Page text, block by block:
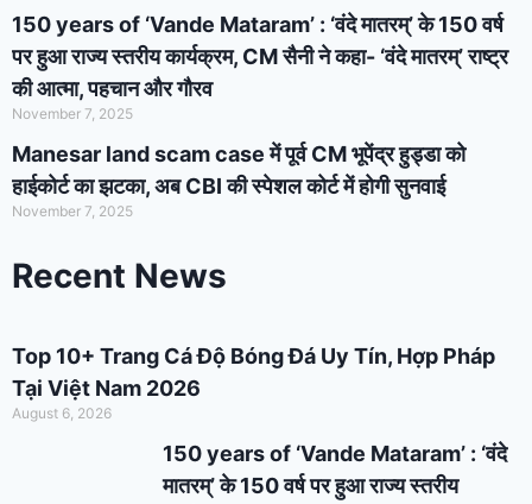
150 years of ‘Vande Mataram’ : ‘वंदे मातरम्’ के 150 वर्ष
पर हुआ राज्य स्तरीय कार्यक्रम, CM सैनी ने कहा- ‘वंदे मातरम्’ राष्ट्र
की आत्मा, पहचान और गौरव
November 7, 2025
Manesar land scam case में पूर्व CM भूपेंद्र हुड्डा को
हाईकोर्ट का झटका, अब CBI की स्पेशल कोर्ट में होगी सुनवाई
November 7, 2025
Recent News
Top 10+ Trang Cá Độ Bóng Đá Uy Tín, Hợp Pháp
Tại Việt Nam 2026
August 6, 2026
150 years of ‘Vande Mataram’ : ‘वंदे
मातरम्’ के 150 वर्ष पर हुआ राज्य स्तरीय